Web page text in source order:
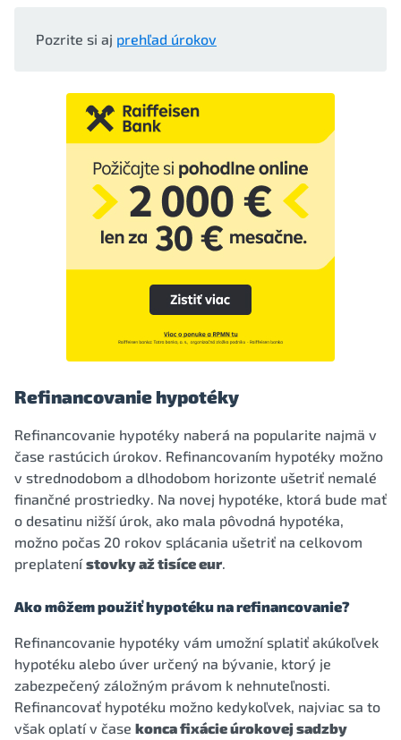
Pozrite si aj prehľad úrokov
Refinancovanie hypotéky
Refinancovanie hypotéky naberá na popularite najmä v
čase rastúcich úrokov. Refinancovaním hypotéky možno
v strednodobom a dlhodobom horizonte ušetriť nemalé
finančné prostriedky. Na novej hypotéke, ktorá bude mať
o desatinu nižší úrok, ako mala pôvodná hypotéka,
možno počas 20 rokov splácania ušetriť na celkovom
preplatenístovky až tisíce eur.
Ako môžem použiť hypotéku na refinancovanie?
Refinancovanie hypotéky vám umožní splatiť akúkoľvek
hypotéku alebo úver určený na bývanie, ktorý je
zabezpečený záložným právom k nehnuteľnosti.
Refinancovať hypotéku možno kedykoľvek, najviac sa to
však oplatí v čase konca fixácie úrokovej sadzby